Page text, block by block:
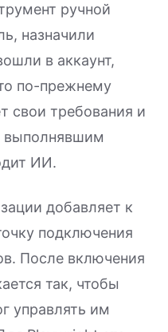
ручной
назначили
в аккаунт,
по-прежнему
свои требования и
выполнявшим
ИИ.
добавляет к
подключения
После включения
так, чтобы
управлять им